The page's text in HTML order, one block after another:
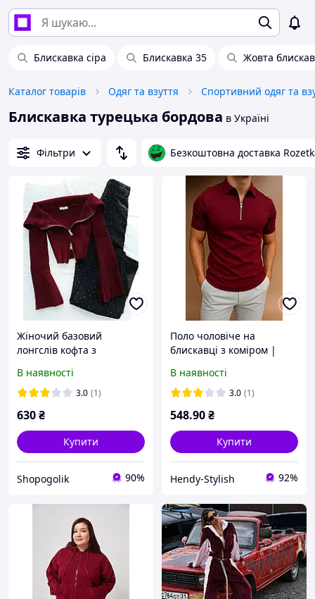
Блискавка сіра Блискавка 35 Жовта
Каталог товарів Одяг та взуття Спортивний одяг та
Блискавка турецька бордова в Україні
Фільтри Безкоштовна доставка
Жіночий базовий
лонгслів кофта з
блискавці турецька
ангора рубчик чорний
шоколадний
В наявності
3.0 (1)
630₴
Купити
Shopogolik 90%
Поло чоловіче на
блискавці з коміром |
весна літо осінь | бордо
В наявності
3.0 (1)
548.90₴
Купити
Hendy-Stylish 92%